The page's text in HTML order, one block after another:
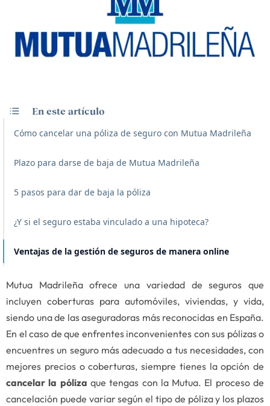
En este artículo
Cómo cancelar una póliza de seguro con Mutua Madrileña
Plazo para darse de baja de Mutua Madrileña
5 pasos para dar de baja la póliza
¿Y si el seguro estaba vinculado a una hipoteca?
Ventajas de la gestión de seguros de manera online
Mutua Madrileña ofrece una variedad de seguros que
incluyen coberturas para automóviles, viviendas, y vida,
siendo una de las aseguradoras más reconocidas en España.
En el caso de que enfrentes inconvenientes con sus pólizas o
encuentres un seguro más adecuado a tus necesidades, con
mejores precios o coberturas, siempre tienes la opción de
cancelar la póliza que tengas con la Mutua. El proceso de
cancelación puede variar según el tipo de póliza y los plazos